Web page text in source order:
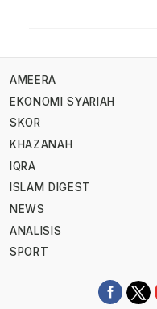
AMEERA
EKONOMI SYARIAH
SKOR
KHAZANAH
IQRA
ISLAM DIGEST
NEWS
ANALISIS
SPORT